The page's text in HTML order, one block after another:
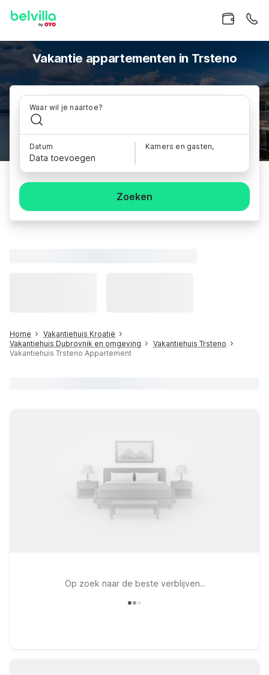
Vakantie appartementen in Trsteno
Waar wil je naartoe?
Datum
Data toevoegen
Kamers en gasten,
Zoeken
Home
Vakantiehuis Kroatië
Vakantiehuis Dubrovnik en omgeving
Vakantiehuis Trsteno
Vakantiehuis Trsteno Appartement
Op zoek naar de beste verblijven..